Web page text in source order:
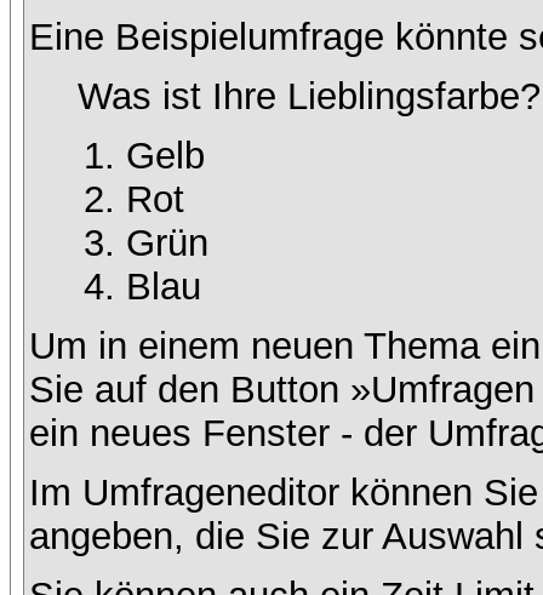
Eine Beispielumfrage könnte
Was ist Ihre Lieblingsfarbe?
Gelb
Rot
Grün
Blau
Um in einem neuen Thema
Sie auf den Button
ein neues Fenster - der
Im Umfrageneditor können
angeben, die Sie zur Auswahl